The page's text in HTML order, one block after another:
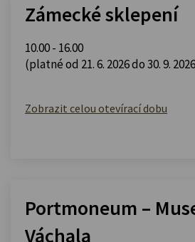
Zámecké sklepení
10.00 - 16.00
(platné od 21. 6. 2026 do 30. 9.
Zobrazit celou otevírací dobu
Portmoneum –
Váchala